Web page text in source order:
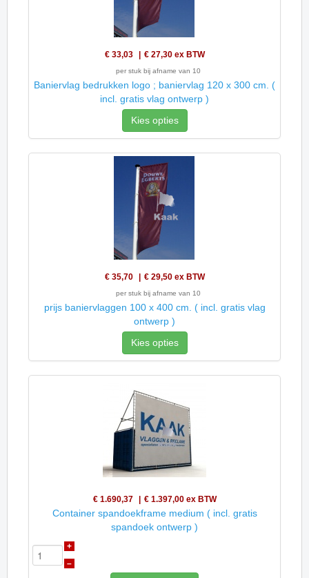
€ 33,03 € 27,30 ex BTW
per stuk bij afname van 10
Baniervlag bedrukken logo ; baniervlag 120 x 300 cm. (
incl. gratis vlag ontwerp )
Kies opties
€ 35,70 € 29,50 ex BTW
per stuk bij afname van 10
prijs baniervlaggen 100 x 400 cm. ( incl. gratis vlag
ontwerp )
Kies opties
€ 1.690,37 € 1.397,00 ex BTW
Container spandoekframe medium ( incl. gratis
spandoek ontwerp )
+
–